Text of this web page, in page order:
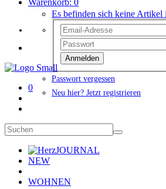
Warenkorb: 0
Es befinden sich keine Artikel
Anmelden
Passwort vergessen
Neu hier? Jetzt registrieren
0
JOURNAL
NEW
WOHNEN